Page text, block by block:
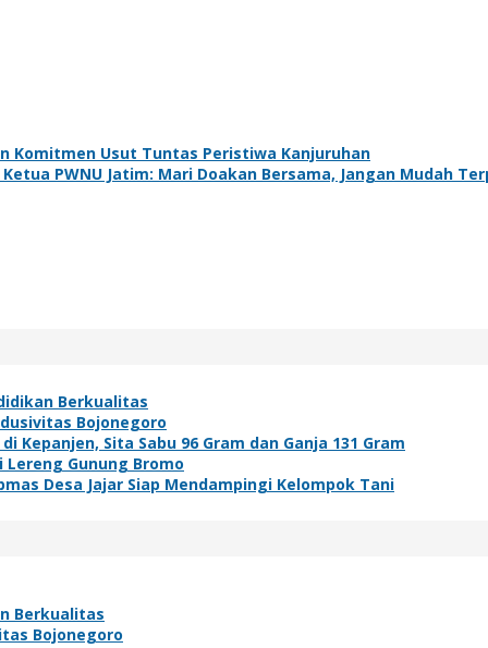
Komitmen Usut Tuntas Peristiwa Kanjuruhan
PWNU Jatim: Mari Doakan Bersama, Jangan Mudah
Berkualitas
Bojonegoro
Sita Sabu 96 Gram dan Ganja 131 Gram
Gunung Bromo
Desa Jajar Siap Mendampingi Kelompok Tani
Berkualitas
Bojonegoro